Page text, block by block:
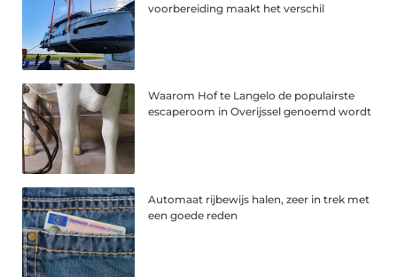
voorbereiding maakt het verschil
Waarom Hof te Langelo de populairste
escaperoom in Overijssel genoemd wordt
Automaat rijbewijs halen, zeer in trek met
een goede reden